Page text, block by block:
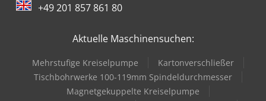
+49 201 857 861 80
Aktuelle Maschinensuchen:
Mehrstufige Kreiselpumpe
Kartonverschließer
Tischbohrwerke 100-119mm Spindeldurchmesser
Magnetgekuppelte Kreiselpumpe